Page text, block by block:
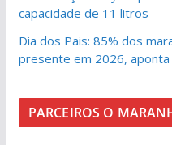
capacidade de 11 litros
Dia dos Pais: 85% dos
presente em 2026,
PARCEIROS O